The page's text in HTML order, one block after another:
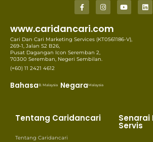
www.caridancari.com
Cari Dan Cari Marketing Services (KT0561186-V),
269-1, Jalan S2 B26,
Pusat Dagangan Icon Seremban 2,
70300 Seremban, Negeri Sembilan.
(+60) 11 2421 4612
BahasaB. Malaysia NegaraMalaysia
Tentang Caridancari
Tentang Caridancari
Senarai
Servis